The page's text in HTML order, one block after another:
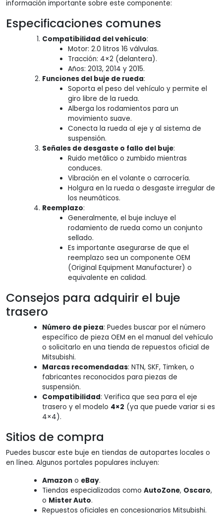
información importante sobre este componente:
Especificaciones comunes
Compatibilidad del vehículo:
Motor: 2.0 litros 16 válvulas.
Tracción: 4×2 (delantera).
Años: 2013, 2014 y 2015.
Funciones del buje de rueda:
Soporta el peso del vehículo y permite el
giro libre de la rueda.
Alberga los rodamientos para un
movimiento suave.
Conecta la rueda al eje y al sistema de
suspensión.
Señales de desgaste o fallo del buje:
Ruido metálico o zumbido mientras
conduces.
Vibración en el volante o carrocería.
Holgura en la rueda o desgaste irregular de
los neumáticos.
Reemplazo:
Generalmente, el buje incluye el
rodamiento de rueda como un conjunto
sellado.
Es importante asegurarse de que el
reemplazo sea un componente OEM
(Original Equipment Manufacturer) o
equivalente en calidad.
Consejos para adquirir el buje
trasero
Número de pieza: Puedes buscar por el número
específico de pieza OEM en el manual del vehículo
o solicitarlo en una tienda de repuestos oficial de
Mitsubishi.
Marcas recomendadas: NTN, SKF, Timken, o
fabricantes reconocidos para piezas de
suspensión.
Compatibilidad: Verifica que sea para el eje
trasero y el modelo 4×2 (ya que puede variar si es
4×4).
Sitios de compra
Puedes buscar este buje en tiendas de autopartes locales o
en línea. Algunos portales populares incluyen:
Amazono eBay.
Tiendas especializadas como AutoZone, Oscaro,
o Mister Auto.
Repuestos oficiales en concesionarios Mitsubishi.